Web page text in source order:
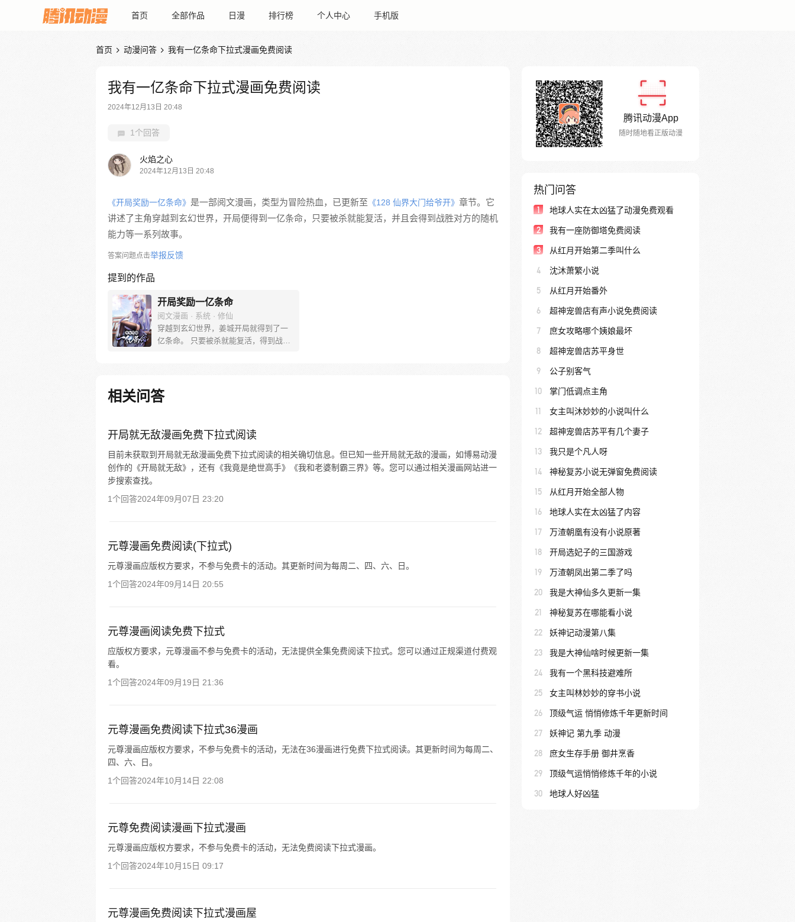
首页 全部作品 日漫 排行榜 个人中心 手机版
首页  动漫问答  我有一亿条命下拉式漫画免费阅读
我有一亿条命下拉式漫画免费阅读
2024年12月13日 20:48
1个回答
火焰之心
2024年12月13日 20:48
《开局奖励一亿条命》 是一部阅文漫画，类型为冒险热血，已更新至 《128 仙界大门给爷开》 章节。它
讲述了主角穿越到玄幻世界，开局便得到一亿条命，只要被杀就能复活，并且会得到战胜对方的随机
能力等一系列故事。
答案问题点击举报反馈
提到的作品
开局奖励一亿条命
阅文漫画 · 系统 · 修仙
穿越到玄幻世界，姜城开局就得到了一
亿条命。 只要被杀就能复活，得到战胜
相关问答
开局就无敌漫画免费下拉式阅读
目前未获取到开局就无敌漫画免费下拉式阅读的相关确切信息。但已知一些开局就无敌的漫画，如博易动漫
创作的《开局就无敌》，还有《我竟是绝世高手》《我和老婆制霸三界》等。您可以通过相关漫画网站进一
步搜索查找。
1个回答2024年09月07日 23:20
元尊漫画免费阅读(下拉式)
元尊漫画应版权方要求，不参与免费卡的活动。其更新时间为每周二、四、六、日。
1个回答2024年09月14日 20:55
元尊漫画阅读免费下拉式
应版权方要求，元尊漫画不参与免费卡的活动，无法提供全集免费阅读下拉式。您可以通过正规渠道付费观
看。
1个回答2024年09月19日 21:36
元尊漫画免费阅读下拉式36漫画
元尊漫画应版权方要求，不参与免费卡的活动，无法在36漫画进行免费下拉式阅读。其更新时间为每周二、
四、六、日。
1个回答2024年10月14日 22:08
元尊免费阅读漫画下拉式漫画
元尊漫画应版权方要求，不参与免费卡的活动，无法免费阅读下拉式漫画。
1个回答2024年10月15日 09:17
元尊漫画免费阅读下拉式漫画屋
腾讯动漫App
随时随地看正版动漫
热门问答
1 地球人实在太凶猛了动漫免费观看
2 我有一座防御塔免费阅读
3 从红月开始第二季叫什么
4 沈沐萧繁小说
5 从红月开始番外
6 超神宠兽店有声小说免费阅读
7 庶女攻略哪个姨娘最坏
8 超神宠兽店苏平身世
9 公子别客气
10 掌门低调点主角
11 女主叫沐妙妙的小说叫什么
12 超神宠兽店苏平有几个妻子
13 我只是个凡人呀
14 神秘复苏小说无弹窗免费阅读
15 从红月开始全部人物
16 地球人实在太凶猛了内容
17 万渣朝凰有没有小说原著
18 开局选妃子的三国游戏
19 万渣朝凤出第二季了吗
20 我是大神仙多久更新一集
21 神秘复苏在哪能看小说
22 妖神记动漫第八集
23 我是大神仙啥时候更新一集
24 我有一个黑科技避难所
25 女主叫林妙妙的穿书小说
26 顶级气运 悄悄修炼千年更新时间
27 妖神记 第九季 动漫
28 庶女生存手册 御井烹香
29 顶级气运悄悄修炼千年的小说
30 地球人好凶猛